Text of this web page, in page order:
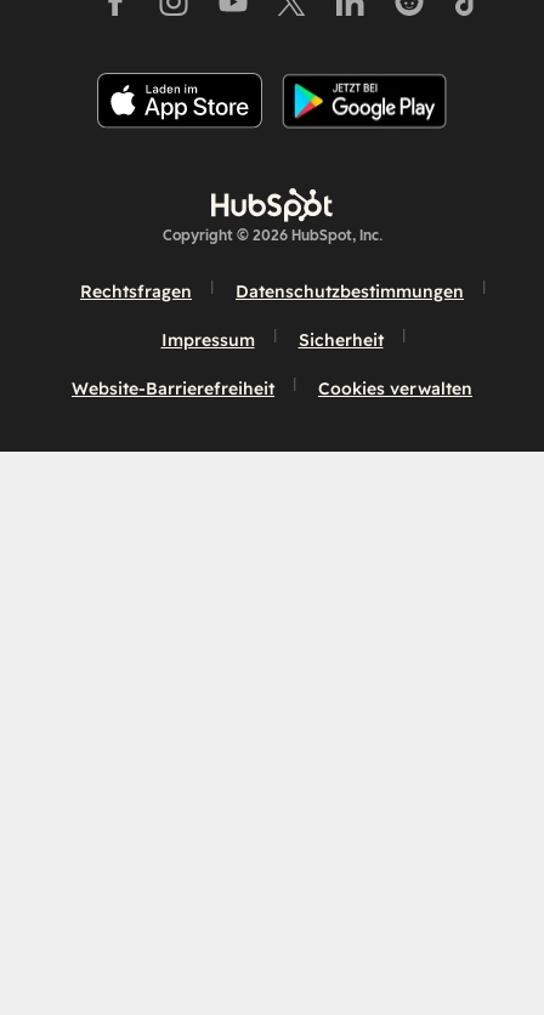
Copyright © 2026 HubSpot, Inc.
Rechtsfragen Datenschutzbestimmungen
Impressum Sicherheit
Website-Barrierefreiheit Cookies verwalten